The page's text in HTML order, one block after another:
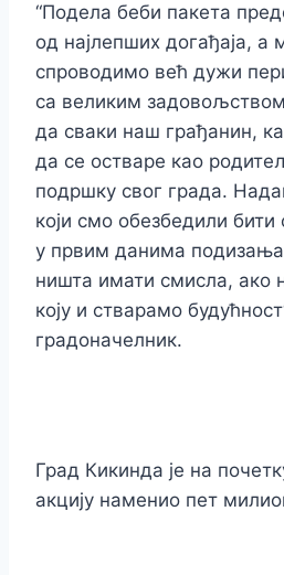
“Подела беби пакета
од најлепших догађаја, а
спроводимо већ дужи
са великим
да сваки наш грађанин,
да се остваре као
подршку свог града.
који смо обезбедили
у првим данима
ништа имати смисла, ако
коју и стварамо
градоначелник.
Град Кикинда је на
акцију наменио пет